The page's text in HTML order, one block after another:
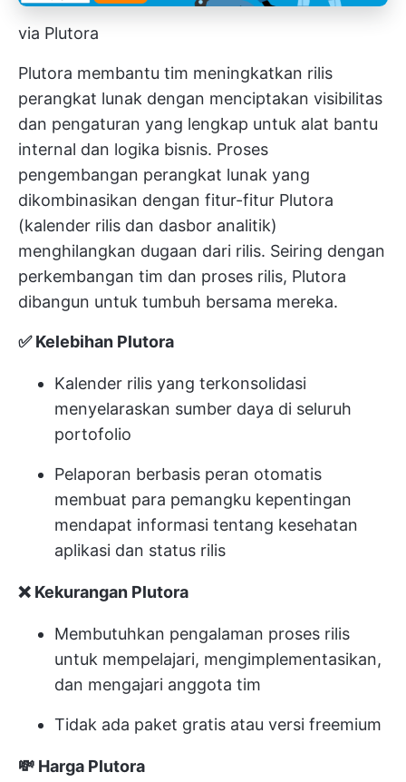
via Plutora
Plutora membantu tim meningkatkan rilis
perangkat lunak dengan menciptakan visibilitas
dan pengaturan yang lengkap untuk alat bantu
internal dan logika bisnis. Proses
pengembangan perangkat lunak yang
dikombinasikan dengan fitur-fitur Plutora
(kalender rilis dan dasbor analitik)
menghilangkan dugaan dari rilis. Seiring dengan
perkembangan tim dan proses rilis, Plutora
dibangun untuk tumbuh bersama mereka.
✅ Kelebihan Plutora
Kalender rilis yang terkonsolidasi
menyelaraskan sumber daya di seluruh
portofolio
Pelaporan berbasis peran otomatis
membuat para pemangku kepentingan
mendapat informasi tentang kesehatan
aplikasi dan status rilis
❌ Kekurangan Plutora
Membutuhkan pengalaman proses rilis
untuk mempelajari, mengimplementasikan,
dan mengajari anggota tim
Tidak ada paket gratis atau versi freemium
💸 Harga Plutora